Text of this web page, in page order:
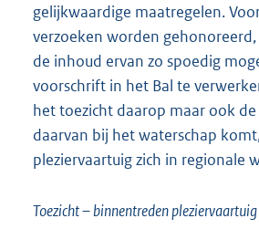
gelijkwaardige maatregelen.
verzoeken worden
de inhoud ervan zo spoedig
voorschrift in het Bal te
het toezicht daarop maar ook
daarvan bij het waterschap
pleziervaartuig zich in regionale
Toezicht – binnentreden pleziervaartuig